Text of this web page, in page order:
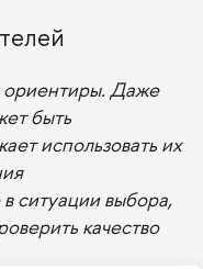
ориентиры. Даже
быть
использовать их
ситуации выбора,
качество